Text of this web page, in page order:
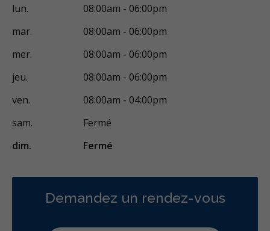
lun.
08:00am - 06:00pm
mar.
08:00am - 06:00pm
mer.
08:00am - 06:00pm
jeu.
08:00am - 06:00pm
ven.
08:00am - 04:00pm
sam.
Fermé
dim.
Fermé
Demandez un rendez-vous